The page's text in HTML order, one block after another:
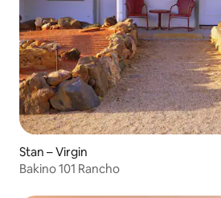
Stan – Virgin
Bakino 101 Rancho